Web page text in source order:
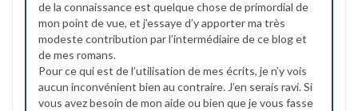
de la connaissance est quelque chose de primordial de
mon point de vue, et j’essaye d’y apporter ma très
modeste contribution par l’intermédiaire de ce blog et
de mes romans.
Pour ce qui est de l’utilisation de mes écrits, je n’y vois
aucun inconvénient bien au contraire. J’en serais ravi. Si
vous avez besoin de mon aide ou bien que je vous fasse